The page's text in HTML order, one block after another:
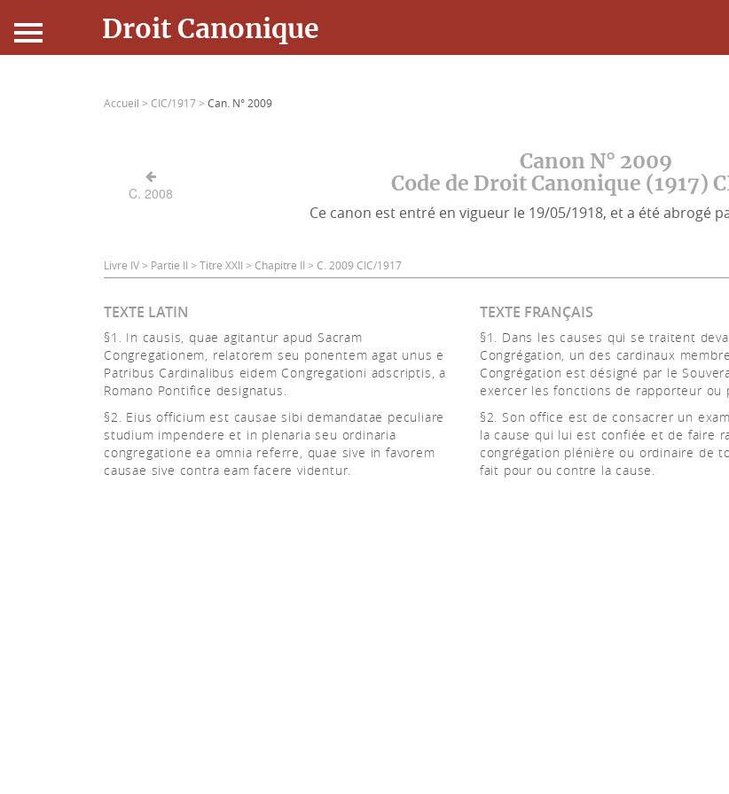
Droit Canonique
Connexion
Accueil > CIC/1917 > Can. N° 2009
C. 2008
Canon N° 2009
Code de Droit Canonique (1917)
Ce canon est entré en vigueur le 19/05/1918, et a été abrogé
Livre IV > Partie II > Titre XXII > Chapitre II > C. 2009 CIC/1917
TEXTE LATIN TEXTE FRANÇAIS
§1. In causis, quae agitantur apud Sacram
Congregationem, relatorem seu ponentem agat unus e
Patribus Cardinalibus eidem Congregationi adscriptis, a
Romano Pontifice designatus.
§1. Dans les causes qui se traitent
Congrégation, un des cardinaux
Congrégation est désigné par le
exercer les fonctions de rapporteur ou
§2. Eius officium est causae sibi demandatae peculiare
studium impendere et in plenaria seu ordinaria
congregatione ea omnia referre, quae sive in favorem
causae sive contra eam facere videntur.
§2. Son office est de consacrer un
la cause qui lui est confiée et de faire
congrégation plénière ou ordinaire de
fait pour ou contre la cause.